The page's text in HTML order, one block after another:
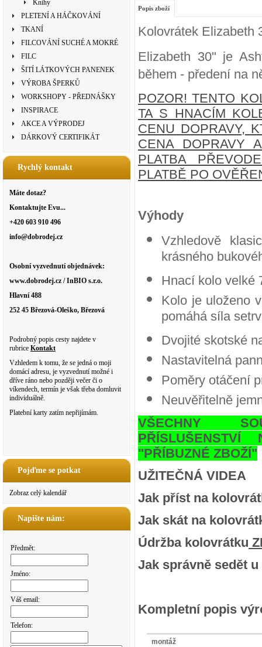
Knihy
PLETENÍ A HÁČKOVÁNÍ
TKANÍ
FILCOVÁNÍ SUCHÉ A MOKRÉ
FILC
ŠITÍ LÁTKOVÝCH PANENEK
VÝROBA ŠPERKŮ
WORKSHOPY - PŘEDNÁŠKY
INSPIRACE
AKCE A VÝPRODEJ
DÁRKOVÝ CERTIFIKÁT
Rychlý kontakt
Máte dotaz?
Kontaktujte Evu...
+420 603 910 496
info@dobrodej.cz
Osobní vyzvednutí objednávek:
www.dobrodej.cz / InBIO s.r.o.
Hlavní 488
252 45 Březová-Oleško, Březová
Podrobný popis cesty najdete v
rubrice Kontakt
Vzhledem k tomu, že se jedná o moji
domácí adresu, je vyzvednutí možné i
dříve ráno nebo později večer či o
víkendech, termín je však třeba domluvit
individuálně.
Platební karty zatím nepřijímám.
Pojďme se potkat
Zobraz celý kalendář
Napište nám:
Předmět:
Jméno:
Váš email:
Telefon:
Popis zboží
Kolovrátek Elizabeth
Elizabeth 30" je
během - předení na
POZOR! TENTO
TA S HNACÍM
CENU DOPRAVY,
CENA DOPRAVY
PLATBA
PLATBĚ PO
Výhody
Vzhledově
krásného
Hnací kolo velké
Kolo je uloženo
pomáhá síla
Dvojité skotské
Nastavitelná
Poměry otáčení
Neuvěřitelně
VŠECHNY
"PŘÍBUZNÉ ZBOŽÍ"
UŽITEČNÁ VIDEA
Jak příst na
Jak skát na
Údržba kolovrátku
Jak správně sedět
Kompletní popis
montáž